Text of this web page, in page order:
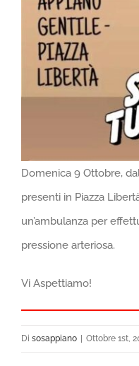
Domenica 9 Ottobre,
presenti in Piazza
un’ambulanza per
pressione arteriosa.
Vi Aspettiamo!
Di sosappiano | Ottobre 1st,